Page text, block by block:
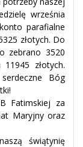
września
parafialne
złotych. Do
zebrano 3520
11945 złotych.
Bóg
Fatimskiej za
Maryjny oraz
świątynię